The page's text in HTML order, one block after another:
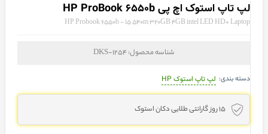
لپ تاپ استوک اچ پی HP ProBook 6550b
HP Probook 6550b - i5 540m 320GB 4GB intel LED HD+ Laptop
شناسه محصول:DKS-1254
دسته بندی: لپ تاپ استوک HP
15 روز گارانتی طلایی دکان استوک